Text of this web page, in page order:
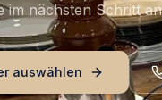
im nächsten Schritt
auswählen